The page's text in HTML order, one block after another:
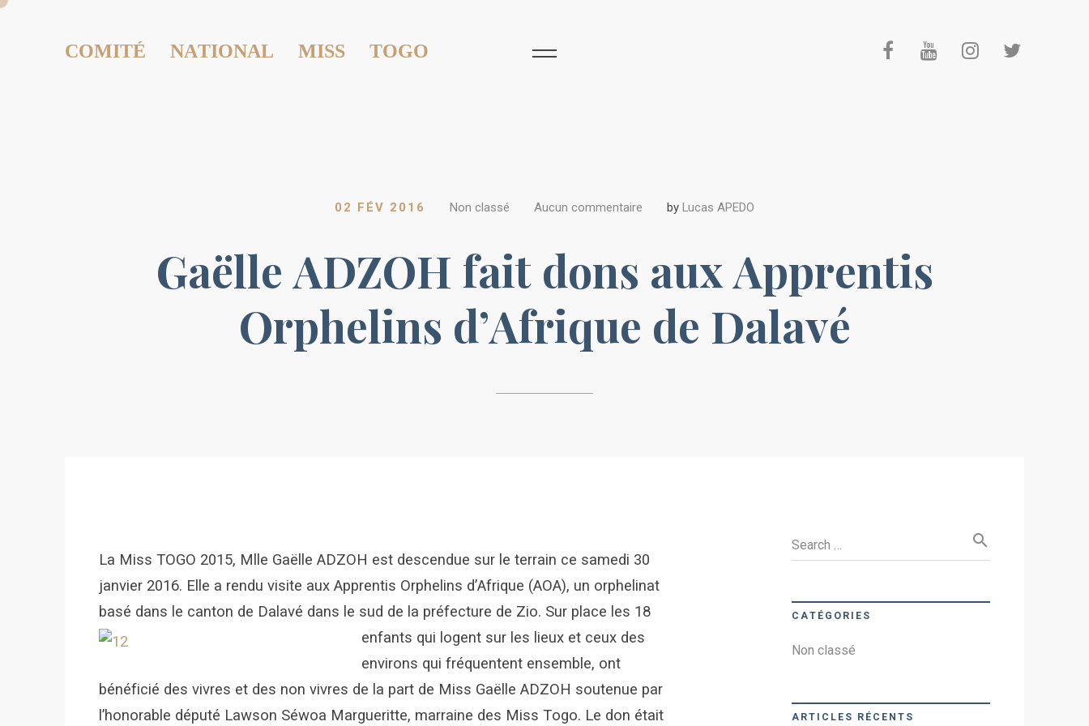
COMITÉ NATIONAL MISS TOGO
02 FÉV 2016 Non classé Aucun commentaire by Lucas APEDO
Gaëlle ADZOH fait dons aux Apprentis
Orphelins d’Afrique de Dalavé
La Miss TOGO 2015, Mlle Gaëlle ADZOH est descendue sur le terrain ce samedi 30
janvier 2016. Elle a rendu visite aux Apprentis Orphelins d’Afrique (AOA), un orphelinat
basé dans le canton de Dalavé dans le sud de la préfecture de Zio. Sur place les 18
enfants qui logent sur les lieux et ceux des
environs qui fréquentent ensemble, ont
bénéficié des vivres et des non vivres de la part de Miss Gaëlle ADZOH soutenue par
l’honorable député Lawson Séwoa Margueritte, marraine des Miss Togo. Le don était
Search … search
CATÉGORIES
Non classé
ARTICLES RÉCENTS